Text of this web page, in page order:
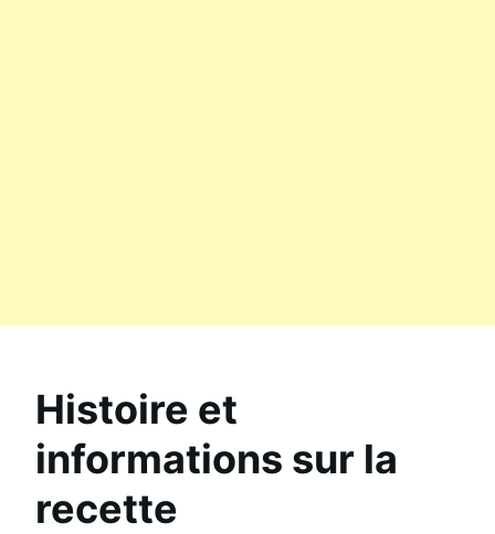
Histoire et
informations sur la
recette